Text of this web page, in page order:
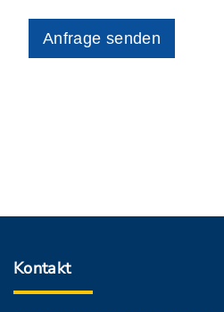
Anfrage senden
Kontakt